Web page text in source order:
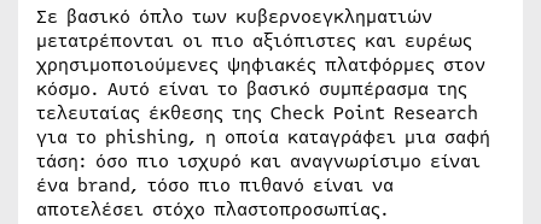
Σε βασικό όπλο των κυβερνοεγκληματιών
μετατρέπονται οι πιο αξιόπιστες και ευρέως
χρησιμοποιούμενες ψηφιακές πλατφόρμες στον
κόσμο. Αυτό είναι το βασικό συμπέρασμα της
τελευταίας έκθεσης της Check Point Research
για το phishing, η οποία καταγράφει μια σαφή
τάση: όσο πιο ισχυρό και αναγνωρίσιμο είναι
ένα brand, τόσο πιο πιθανό είναι να
αποτελέσει στόχο πλαστοπροσωπίας.